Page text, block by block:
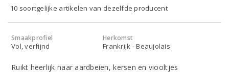
10 soortgelijke artikelen van dezelfde producent
Smaakprofiel
Vol, verfijnd
Herkomst
Frankrijk - Beaujolais
Ruikt heerlijk naar aardbeien, kersen en viooltjes